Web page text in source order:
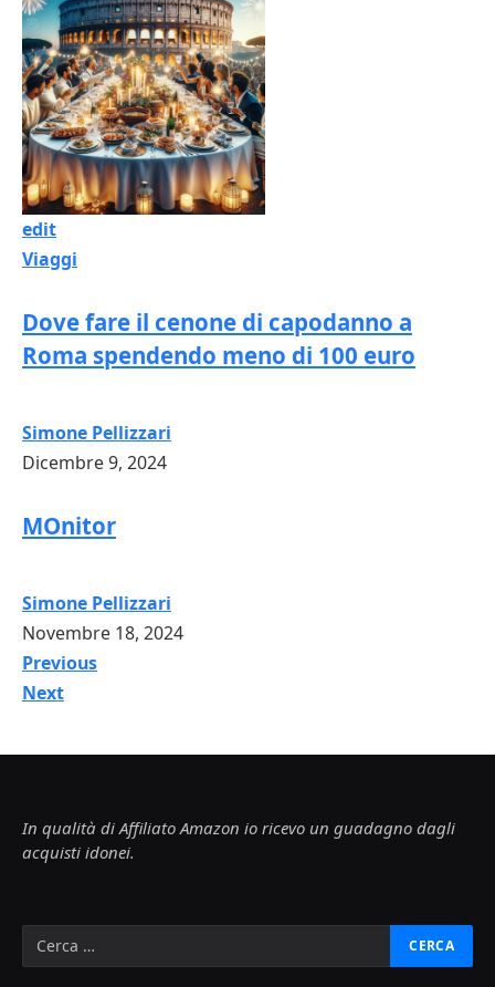
edit
Viaggi
Dove fare il cenone di capodanno a
Roma spendendo meno di 100 euro
Simone Pellizzari
Dicembre 9, 2024
MOnitor
Simone Pellizzari
Novembre 18, 2024
Previous
Next
In qualità di Affiliato Amazon io ricevo un guadagno dagli
acquisti idonei.